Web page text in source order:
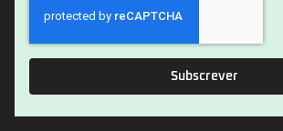
Subscrever